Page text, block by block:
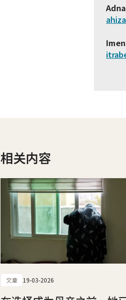
相关内容
文章 19-03-2026